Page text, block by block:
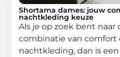
Shortama dames: jouw
nachtkleding keuze
Als je op zoek bent naar
combinatie van comfort
nachtkleding, dan is